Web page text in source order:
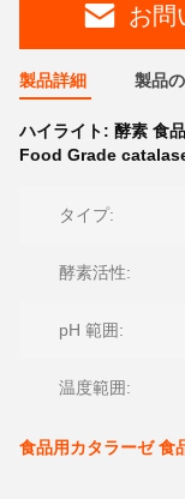
お問
製品詳細 製品
ハイライト: 酵素 食
Food Grade
タイプ:
酵素活性:
pH 範囲:
温度範囲:
食品用カタラーゼ 食